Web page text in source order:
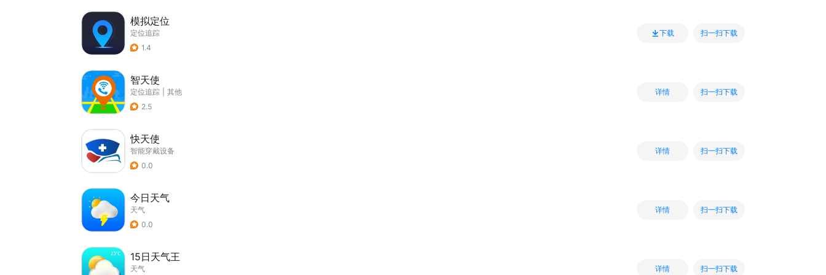
模拟定位
定位追踪
1.4
下载 扫一扫下载
智天使
定位追踪
其他
2.5
详情 扫一扫下载
快天使
智能穿戴设备
0.0
详情 扫一扫下载
今日天气
天气
0.0
详情 扫一扫下载
15日天气王
天气 详情 扫一扫下载